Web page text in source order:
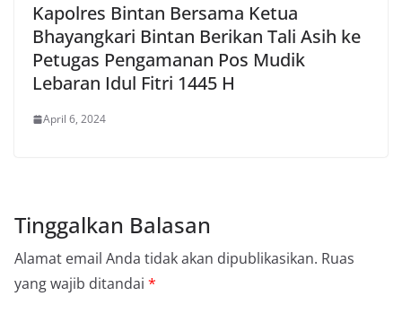
Kapolres Bintan Bersama Ketua
Bhayangkari Bintan Berikan Tali Asih ke
Petugas Pengamanan Pos Mudik
Lebaran Idul Fitri 1445 H
April 6, 2024
Tinggalkan Balasan
Alamat email Anda tidak akan dipublikasikan. Ruas
yang wajib ditandai *